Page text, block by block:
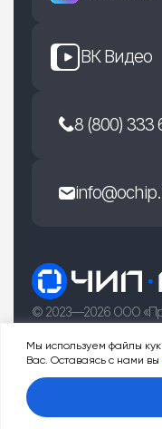
Мы используем файлы
Вас. Оставаясь с нами вы
Услуги Товары
ВК Видео
8 (800) 333
© 2023—2026 ООО